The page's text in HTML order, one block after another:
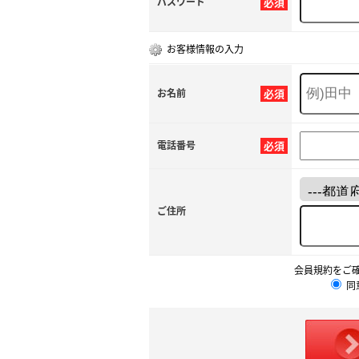
お客様情報の入力
必須
お名前
必須
電話番号
ご住所
会員規約をご
同